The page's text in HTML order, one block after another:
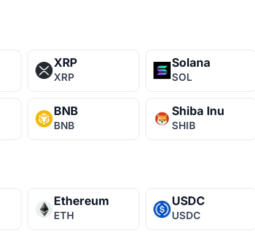
XRP
XRP
Solana
SOL
BNB
BNB
Shiba Inu
SHIB
Ethereum
ETH
USDC
USDC